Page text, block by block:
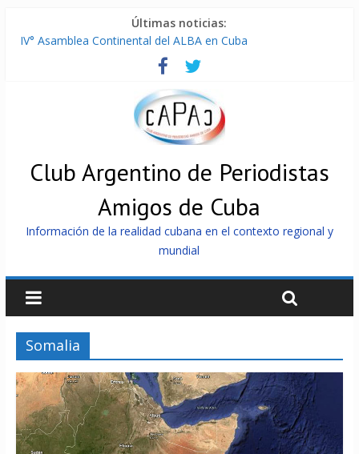
Últimas noticias:
IV° Asamblea Continental del ALBA en Cuba
ONU gestiona con “varios países interesados” envío de
Cuba, la «Gaza silenciosa»
Encuentro de Partidos Comunistas y Obreros en Cuba
China envía a Cuba sistemas 5.000 fotovoltaicos
Club Argentino de Periodistas
Amigos de Cuba
Información de la realidad cubana en el contexto regional y
mundial
Somalia